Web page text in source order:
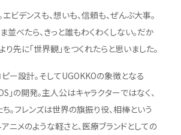
エビデンスも、想いも、信頼も、ぜんぶ大事。
並べたら、きっと誰もわくわくしない。だか
り先に「世界観」をつくれたらと思いました。
ピー設計。そしてUGOKKOの象徴となる
」の開発。主人公はキャラクターではなく、
。フレンズは世界の旗振り役、相棒という
ニメのような軽さと、医療ブランドとしての